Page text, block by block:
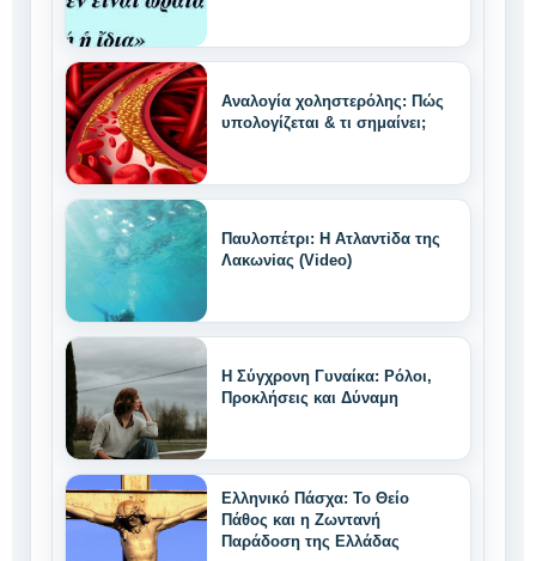
Αναλογία χοληστερόλης: Πώς
υπολογίζεται & τι σημαίνει;
Παυλοπέτρι: Η Ατλαντiδα της
Λακωνiας (Video)
Η Σύγχρονη Γυναίκα: Ρόλοι,
Προκλήσεις και Δύναμη
Ελληνικό Πάσχα: Το Θείο
Πάθος και η Ζωντανή
Παράδοση της Ελλάδας